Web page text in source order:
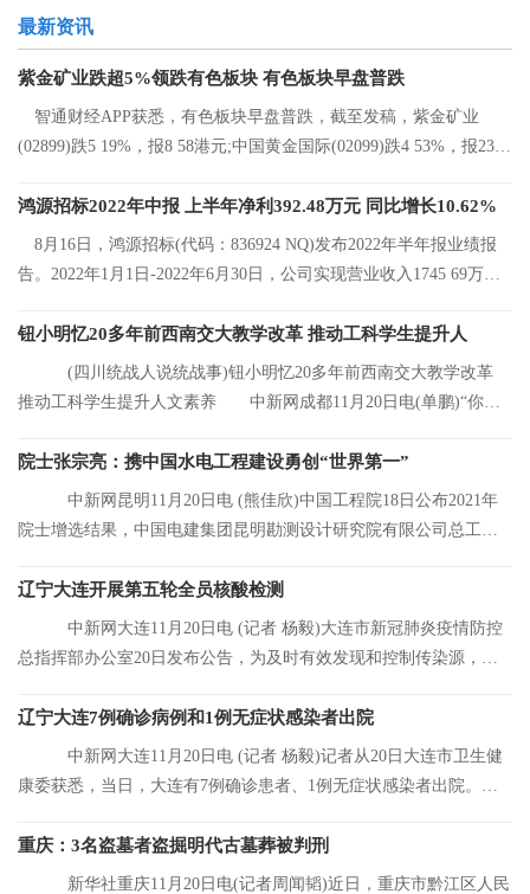
最新资讯
紫金矿业跌超5%领跌有色板块 有色板块早盘普跌
智通财经APP获悉，有色板块早盘普跌，截至发稿，紫金矿业
(02899)跌5 19%，报8 58港元;中国黄金国际(02099)跌4 53%，报23 2
鸿源招标2022年中报 上半年净利392.48万元 同比增长10.62%
8月16日，鸿源招标(代码：836924 NQ)发布2022年半年报业绩报
告。2022年1月1日-2022年6月30日，公司实现营业收入1745 69万
钮小明忆20多年前西南交大教学改革 推动工科学生提升人
(四川统战人说统战事)钮小明忆20多年前西南交大教学改革
推动工科学生提升人文素养 中新网成都11月20日电(单鹏)“你们
院士张宗亮：携中国水电工程建设勇创“世界第一”
中新网昆明11月20日电 (熊佳欣)中国工程院18日公布2021年
院士增选结果，中国电建集团昆明勘测设计研究院有限公司总工程
辽宁大连开展第五轮全员核酸检测
中新网大连11月20日电 (记者 杨毅)大连市新冠肺炎疫情防控
总指挥部办公室20日发布公告，为及时有效发现和控制传染源，结
辽宁大连7例确诊病例和1例无症状感染者出院
中新网大连11月20日电 (记者 杨毅)记者从20日大连市卫生健
康委获悉，当日，大连有7例确诊患者、1例无症状感染者出院。目
重庆：3名盗墓者盗掘明代古墓葬被判刑
新华社重庆11月20日电(记者周闻韬)近日，重庆市黔江区人民